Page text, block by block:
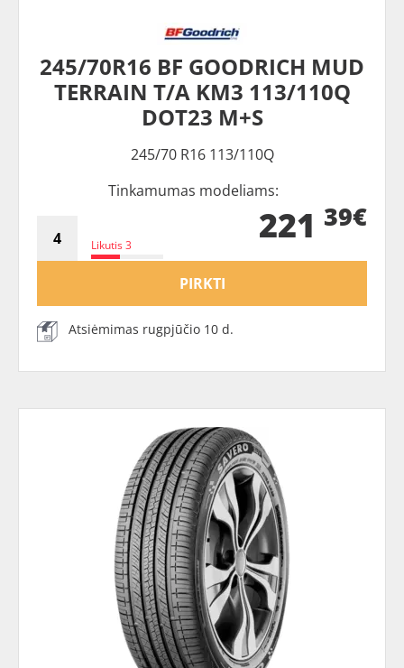
245/70R16 BF GOODRICH MUD
TERRAIN T/A KM3 113/110Q
DOT23 M+S
245/70 R16 113/110Q
Tinkamumas modeliams:
Likutis 3 221 39€
PIRKTI
Atsiėmimas rugpjūčio 10 d.